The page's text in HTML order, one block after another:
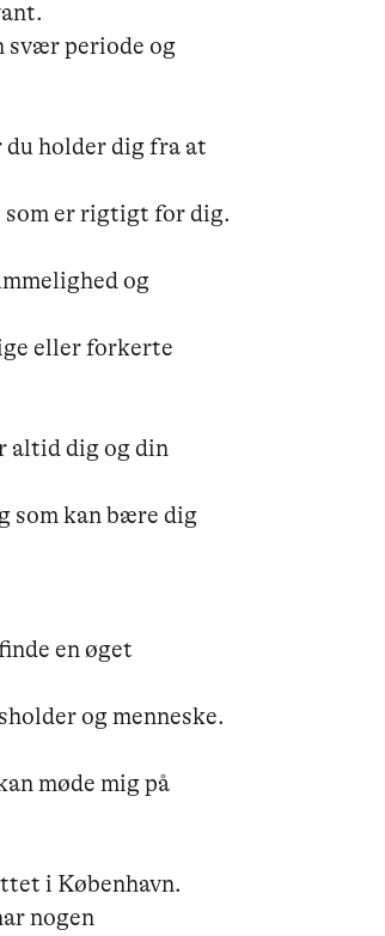
svær periode og
du holder dig fra at
er rigtigt for dig.
og
eller forkerte
altid dig og din
som kan bære dig
en øget
og menneske.
møde mig på
i København.
nogen